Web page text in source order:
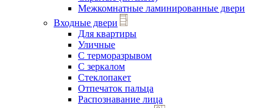
Межкомнатные ламинированные двери
Входные двери
Для квартиры
Уличные
С терморазрывом
С зеркалом
Стеклопакет
Отпечаток пальца
Распознавание лица